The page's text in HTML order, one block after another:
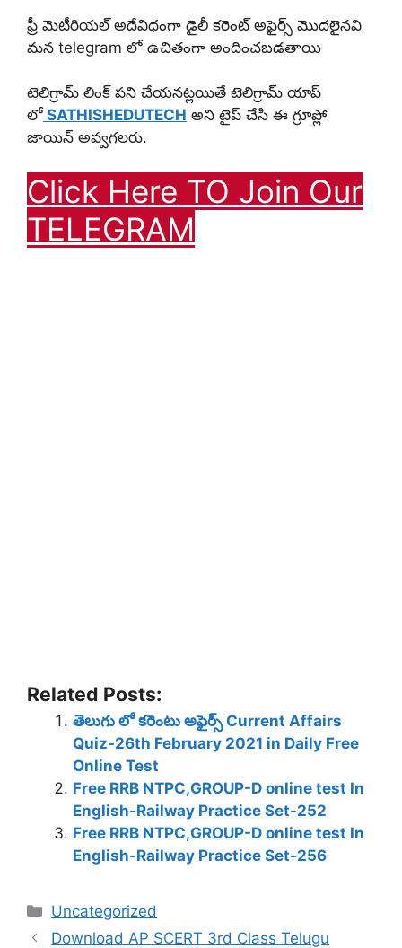
ఫ్రీ మెటీరియల్ అదేవిధంగా డైలీ కరెంట్ అఫైర్స్ మొదలైనవి
మన telegram లో ఉచితంగా అందించబడతాయి
టెలిగ్రామ్ లింక్ పని చేయనట్లయితే టెలిగ్రామ్ యాప్
లో SATHISHEDUTECH అని టైప్ చేసి ఈ గ్రూప్లో
జాయిన్ అవ్వగలరు.
Click Here TO Join Our
TELEGRAM
Related Posts:
తెలుగు లో కరెంటు అఫైర్స్ Current Affairs
Quiz-26th February 2021 in Daily Free
Online Test
Free RRB NTPC,GROUP-D online test In
English-Railway Practice Set-252
Free RRB NTPC,GROUP-D online test In
English-Railway Practice Set-256
Categories
Uncategorized
Download AP SCERT 3rd Class Telugu